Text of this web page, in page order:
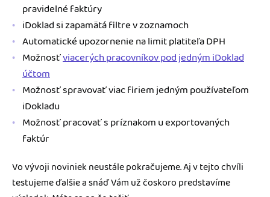
pravidelné faktúry
iDoklad si zapamätá filtre v zoznamoch
Automatické upozornenie na limit platiteľa DPH
Možnosťviacerých pracovníkov pod jedným iDoklad
účtom
Možnosť spravovať viac firiem jedným používateľom
iDokladu
Možnosť pracovať s príznakom u exportovaných
faktúr
Vo vývoji noviniek neustále pokračujeme. Aj v tejto chvíli
testujeme ďalšie asnáď Vám už čoskoro predstavíme